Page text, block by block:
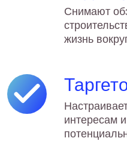
отделом
Синхронизируем
рекламу с
текущими
Клиенты
по 2-4